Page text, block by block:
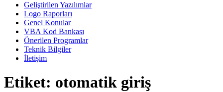
Geliştirilen Yazılımlar
Logo Raporları
Genel Konular
VBA Kod Bankası
Önerilen Programlar
Teknik Bilgiler
İletişim
Etiket: otomatik giriş